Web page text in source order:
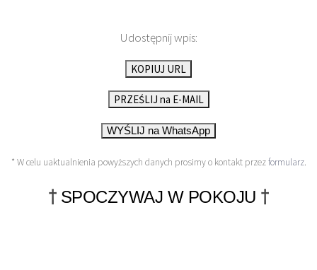
Udostępnij wpis:
KOPIUJ URL
PRZEŚLIJ na E-MAIL
WYŚLIJ na WhatsApp
* W celu uaktualnienia powyższych danych prosimy o kontakt przezformularz.
† SPOCZYWAJ W POKOJU †